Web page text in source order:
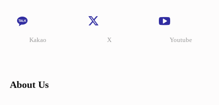
Kakao X Youtube
About Us